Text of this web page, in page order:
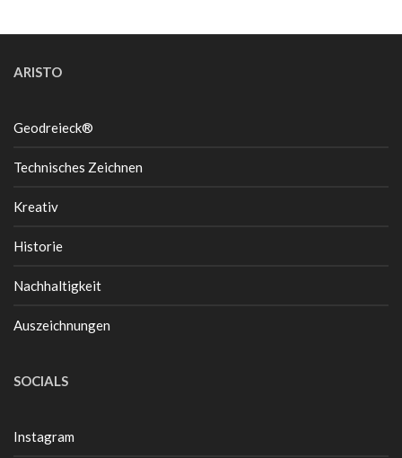
ARISTO
Geodreieck®
Technisches Zeichnen
Kreativ
Historie
Nachhaltigkeit
Auszeichnungen
SOCIALS
Instagram